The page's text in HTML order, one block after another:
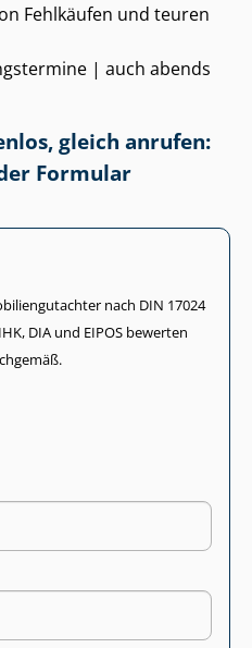
Fehlkäufen und teuren
| auch abends
gleich anrufen:
Formular
nach DIN 17024
DIA und EIPOS bewerten